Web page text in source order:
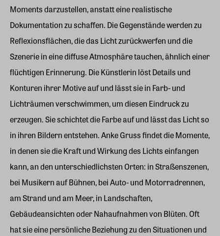
Moments darzustellen, anstatt eine realistische
Dokumentation zu schaffen. Die Gegenstände werden zu
Reflexionsflächen, die das Licht zurückwerfen und die
Szenerie in eine diffuse Atmosphäre tauchen, ähnlich einer
flüchtigen Erinnerung. Die Künstlerin löst Details und
Konturen ihrer Motive auf und lässt sie in Farb- und
Lichträumen verschwimmen, um diesen Eindruck zu
erzeugen. Sie schichtet die Farbe auf und lässt das Licht so
in ihren Bildern entstehen. Anke Gruss findet die Momente,
in denen sie die Kraft und Wirkung des Lichts einfangen
kann, an den unterschiedlichsten Orten: in Straßenszenen,
bei Musikern auf Bühnen, bei Auto- und Motorradrennen,
am Strand und am Meer, in Landschaften,
Gebäudeansichten oder Nahaufnahmen von Blüten. Oft
hat sie eine persönliche Beziehung zu den Situationen und